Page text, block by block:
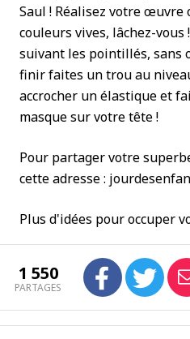
Saul ! Réalisez votre œuvre
couleurs vives, lâchez-vous
suivant les pointillés, sans
finir faites un trou au
accrocher un élastique et
masque sur votre tête !
Pour partager votre
cette adresse :
Plus d'idées pour occuper
1 550
PARTAGES